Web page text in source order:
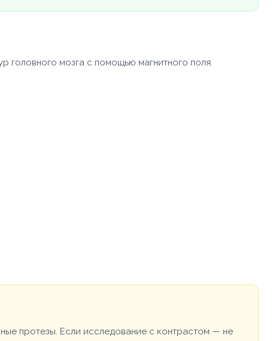
головного мозга с помощью магнитного поля.
протезы. Если исследование с контрастом — не